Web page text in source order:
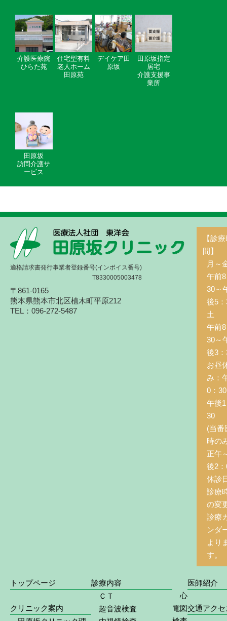
介護医療院
ひらた苑
住宅型有料
老人ホーム
田原苑
デイケア田
原坂
田原坂指定
居宅
介護支援事
業所
田原坂
訪問介護サ
ービス
適格請求書発行事業者登録番号(インボイス番号)
T8330005003478
〒861-0165
熊本県熊本市北区植木町平原212
TEL：096-272-5487
【診
間】
月～
午前
30～
後5
土
午前
30～
後3
お昼
み：
0：
午後
30
(当番
時の
正午
後2
休診
診療
の変
診療
ンダ
より
す。
トップページ
クリニック案内
診療内容
ＣＴ
超音波検査
心
電図
医師紹介
交通アクセ